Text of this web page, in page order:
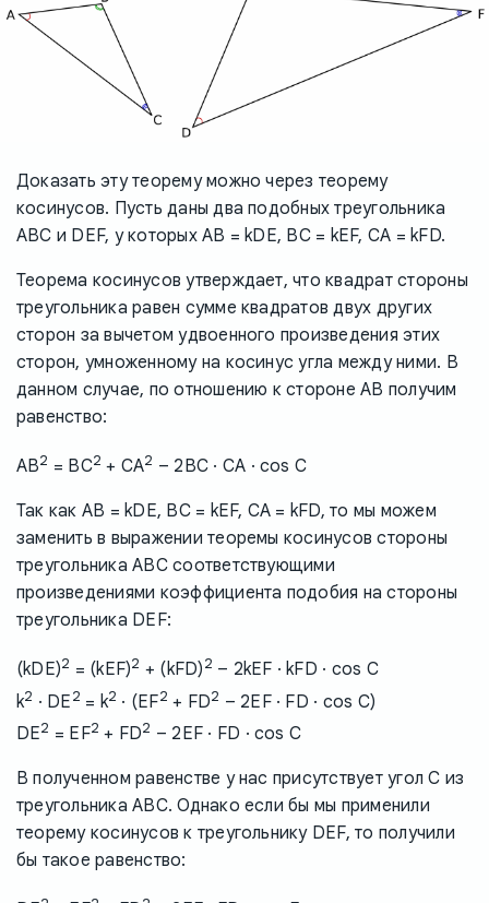
Доказать эту теорему можно через теорему
косинусов. Пусть даны два подобных треугольника
ABC и DEF, у которых AB = kDE, BC = kEF, CA = kFD.
Теорема косинусов утверждает, что квадрат стороны
треугольника равен сумме квадратов двух других
сторон за вычетом удвоенного произведения этих
сторон, умноженному на косинус угла между ними. В
данном случае, по отношению к стороне AB получим
равенство:
AB2 = BC2 + CA2 – 2BC · CA · cos C
Так как AB = kDE, BC = kEF, CA = kFD, то мы можем
заменить в выражении теоремы косинусов стороны
треугольника ABC соответствующими
произведениями коэффициента подобия на стороны
треугольника DEF:
(kDE)2 = (kEF)2 + (kFD)2 – 2kEF · kFD · cos C
k2 · DE2 = k2 · (EF2 + FD2 – 2EF · FD · cos C)
DE2 = EF2 + FD2 – 2EF · FD · cos C
В полученном равенстве у нас присутствует угол C из
треугольника ABC. Однако если бы мы применили
теорему косинусов к треугольнику DEF, то получили
бы такое равенство: